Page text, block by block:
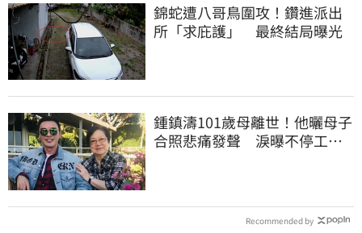
錦蛇遭八哥鳥圍攻！鑽進派出
所「求庇護」 最終結局曝光
鍾鎮濤101歲母離世！他曬母子
合照悲痛發聲 淚曝不停工原
Recommended by